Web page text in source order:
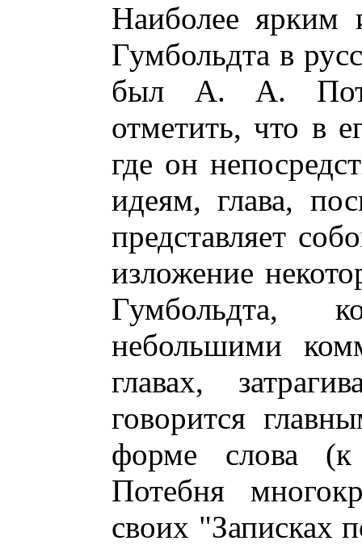
Наиболее ярким
Гумбольдта в
был А. А.
отметить, что в
где он
идеям, глава,
представляет
изложение
Гумбольдта,
небольшими
главах,
говорится
форме слова
Потебня
своих "Записках